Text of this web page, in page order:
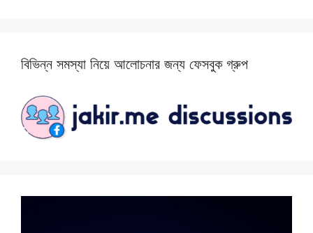
বিভিন্ন সমস্যা নিয়ে আলোচনার জন্য ফেসবুক গ্রুপ